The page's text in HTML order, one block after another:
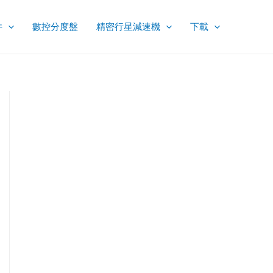
數控分度盤 精密行星減速機 下載